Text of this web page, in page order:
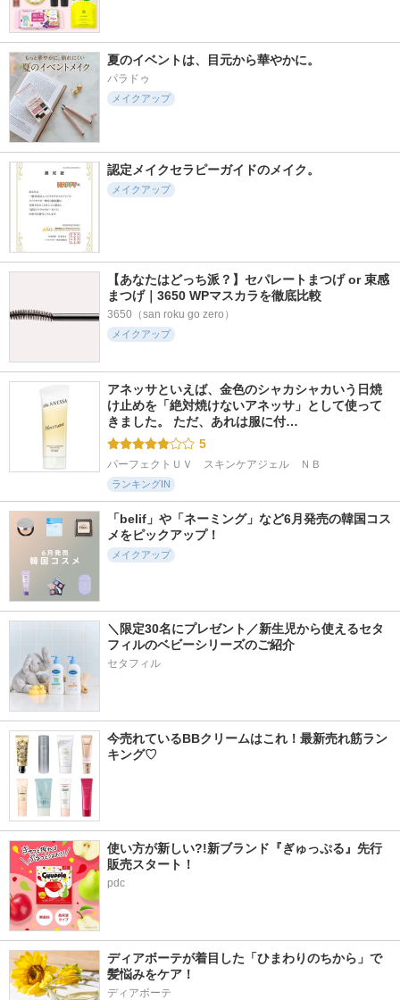
夏のイベントは、目元から華やかに。
パラドゥ
メイクアップ
認定メイクセラピーガイドのメイク。
メイクアップ
【あなたはどっち派？】セパレートまつげ or 束感
まつげ｜3650 WPマスカラを徹底比較
3650（san roku go zero）
メイクアップ
アネッサといえば、金色のシャカシャカいう日焼
け止めを「絶対焼けないアネッサ」として使って
きました。 ただ、あれは服に付…
5
パーフェクトＵＶ　スキンケアジェル　ＮＢ
ランキングIN
「belif」や「ネーミング」など6月発売の韓国コス
メをピックアップ！
メイクアップ
＼限定30名にプレゼント／新生児から使えるセタ
フィルのベビーシリーズのご紹介
セタフィル
今売れているBBクリームはこれ！最新売れ筋ラン
キング♡
使い方が新しい?!新ブランド『ぎゅっぷる』先行
販売スタート！
pdc
ディアボーテが着目した「ひまわりのちから」で
髪悩みをケア！
ディアボーテ